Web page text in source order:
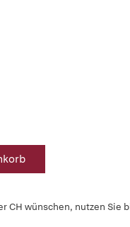
CH wünschen, nutzen Sie